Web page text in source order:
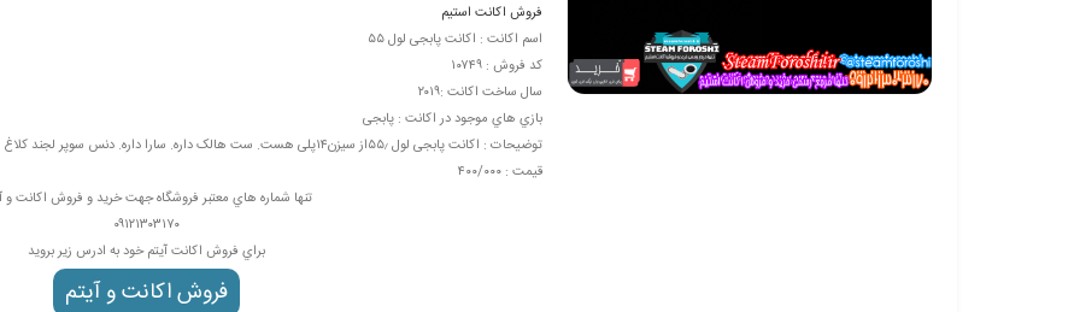
فروش اکانت استیم
اسم اکانت : اکانت پابجی لول ۵۵
کد فروش : ۱۰۷۴۹
سال ساخت اکانت :۲۰۱۹
بازي هاي موجود در اکانت : پابجی
توضيحات : اکانت پابجی لول ۵۵٫از سیزن۱۴پلی هست. ست هالک داره. سارا داره. دنس سوپر لجند کلاغ داره. شمشیر جدید یخی داره
قیمت : ۴۰۰/۰۰۰
تنها شماره هاي معتبر فروشگاه جهت خريد و فروش اکانت و
۰۹۱۲۱۳۰۳۱۷۰
براي فروش اکانت آيتم خود به ادرس زير برويد
فروش اکانت و آيتم